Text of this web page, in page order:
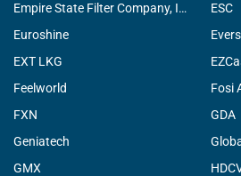
Empire State Filter Company, INC.
ESC
Euroshine
EXT LKG
Feelworld
Fosi
FXN
GDA
Geniatech
GMX